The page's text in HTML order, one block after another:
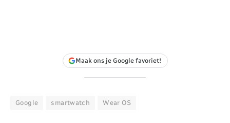
Maak ons je Google favoriet!
Google smartwatch Wear OS